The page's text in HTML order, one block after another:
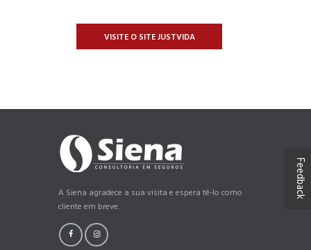
VISITE O SITE JUSTVIDA
A Siena agradece a sua visita e espera tê-lo como
cliente em breve.
Feedback